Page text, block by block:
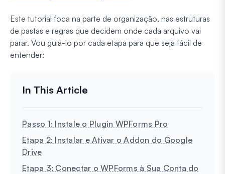
Este tutorial foca na parte de organização, nas estruturas
de pastas e regras que decidem onde cada arquivo vai
parar. Vou guiá-lo por cada etapa para que seja fácil de
entender:
Passo 1: Instale o Plugin WPForms Pro
Etapa 2: Instalar e Ativar o Addon do Google
Drive
Etapa 3: Conectar o WPForms à Sua Conta do